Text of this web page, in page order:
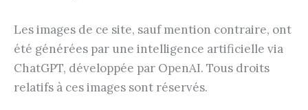
Les images de ce site, sauf mention contraire, ont
été générées par une intelligence artificielle via
ChatGPT, développée par OpenAI. Tous droits
relatifs à ces images sont réservés.